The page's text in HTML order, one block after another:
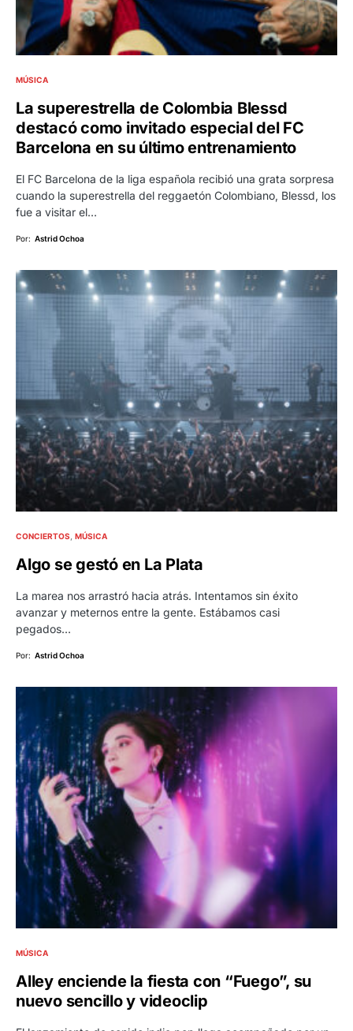
MÚSICA
La superestrella de Colombia Blessd
destacó como invitado especial del FC
Barcelona en su último entrenamiento
El FC Barcelona de la liga española recibió una grata sorpresa
cuando la superestrella del reggaetón Colombiano, Blessd, los
fue a visitar el…
Por: Astrid Ochoa
CONCIERTOS MÚSICA
Algo se gestó en La Plata
La marea nos arrastró hacia atrás. Intentamos sin éxito
avanzar y meternos entre la gente. Estábamos casi
pegados…
Por: Astrid Ochoa
MÚSICA
Alley enciende la fiesta con “Fuego”, su
nuevo sencillo y videoclip